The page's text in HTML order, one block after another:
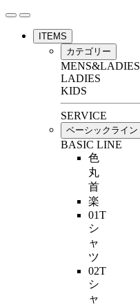
ITEMS
カテゴリー
MENS&LADIES
LADIES
KIDS
SERVICE
ベーシックライン
BASIC LINE
色
丸
首
楽
01T
シ
ャ
ツ
02T
シ
ャ